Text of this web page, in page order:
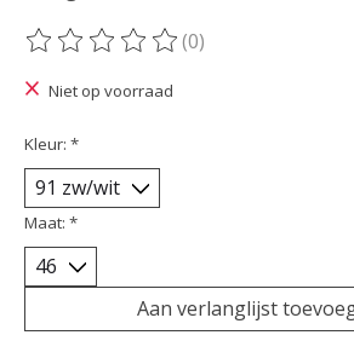
De beoordeling van dit product is
(0)
Niet op voorraad
Kleur: *
Maat: *
Aan verlanglijst